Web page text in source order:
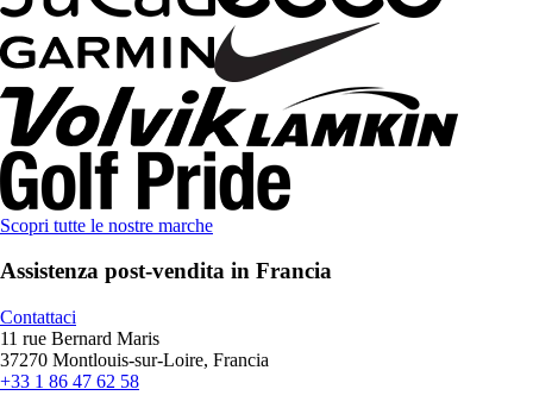
Scopri tutte le nostre marche
Assistenza post-vendita in Francia
Contattaci
11 rue Bernard Maris
37270 Montlouis-sur-Loire, Francia
+33 1 86 47 62 58